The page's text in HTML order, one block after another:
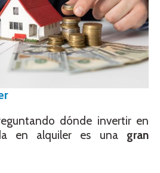
dónde invertir en
en alquiler es una gran